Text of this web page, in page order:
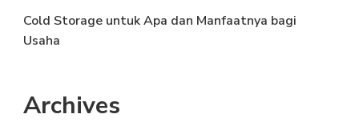
Cold Storage untuk Apa dan Manfaatnya bagi
Usaha
Archives